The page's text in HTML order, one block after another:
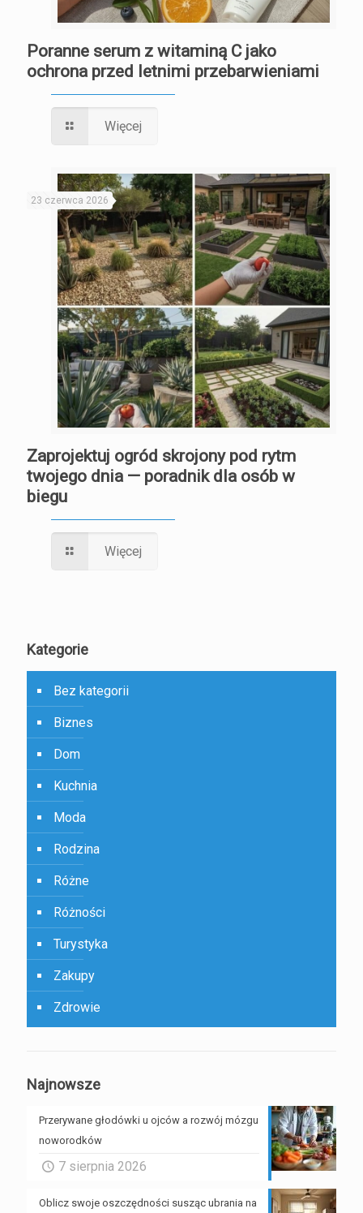
Poranne serum z witaminą C jako
ochrona przed letnimi przebarwieniami
Więcej
23 czerwca 2026
Zaprojektuj ogród skrojony pod rytm
twojego dnia — poradnik dla osób w
biegu
Więcej
Kategorie
Bez kategorii
Biznes
Dom
Kuchnia
Moda
Rodzina
Różne
Różności
Turystyka
Zakupy
Zdrowie
Najnowsze
Przerywane głodówki u ojców a rozwój mózgu
noworodków
7 sierpnia 2026
Oblicz swoje oszczędności susząc ubrania na